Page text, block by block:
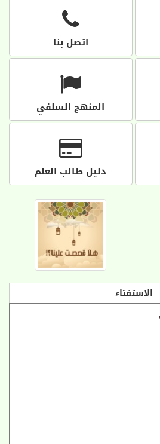
اتصل بنا
المنهج السلفي
دليل طالب العلم
الاستفتاء